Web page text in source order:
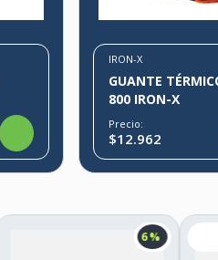
IRON-X
GUANTE
800 IRON-X
Precio:
$12.962
6 %